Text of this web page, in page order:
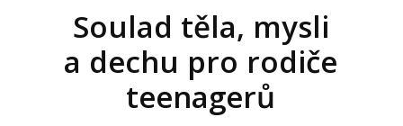
Soulad těla, mysli
a dechu pro rodiče
teenagerů